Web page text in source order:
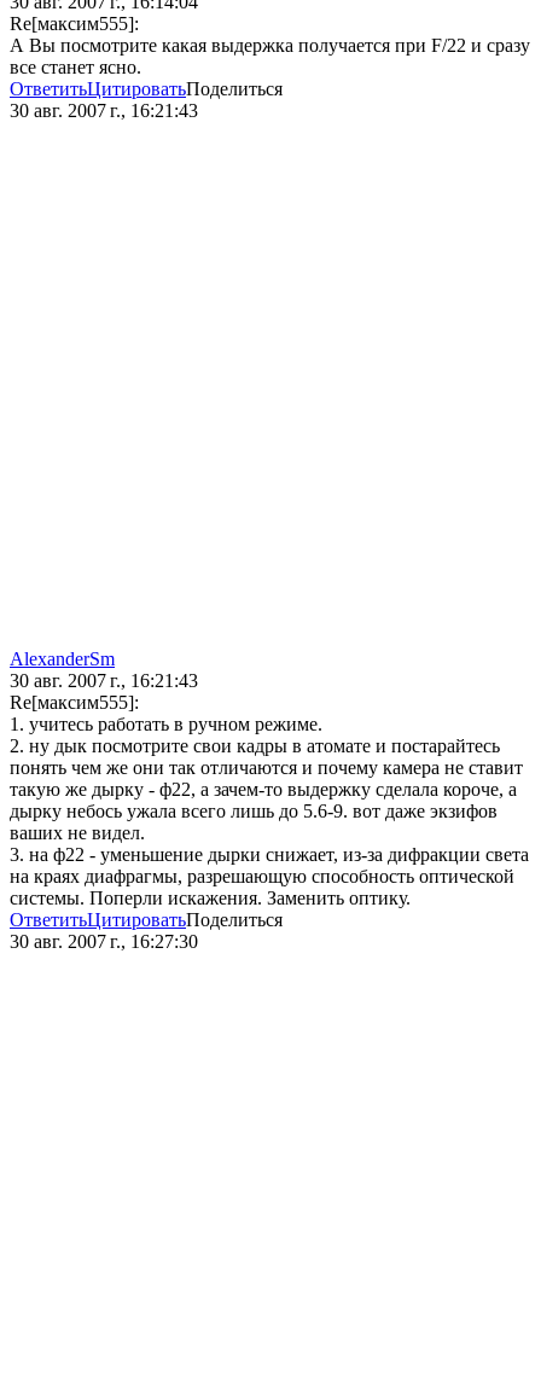
Re[максим555]:
А Вы посмотрите какая выдержка получается при F/22 и сразу
все станет ясно.
ОтветитьЦитироватьПоделиться
30 авг. 2007 г., 16:21:43
AlexanderSm
30 авг. 2007 г., 16:21:43
Re[максим555]:
1. учитесь работать в ручном режиме.
2. ну дык посмотрите свои кадры в атомате и постарайтесь
понять чем же они так отличаются и почему камера не ставит
такую же дырку - ф22, а зачем-то выдержку сделала короче, а
дырку небось ужала всего лишь до 5.6-9. вот даже экзифов
ваших не видел.
3. на ф22 - уменьшение дырки снижает, из-за дифракции света
на краях диафрагмы, разрешающую способность оптической
системы. Поперли искажения. Заменить оптику.
ОтветитьЦитироватьПоделиться
30 авг. 2007 г., 16:27:30